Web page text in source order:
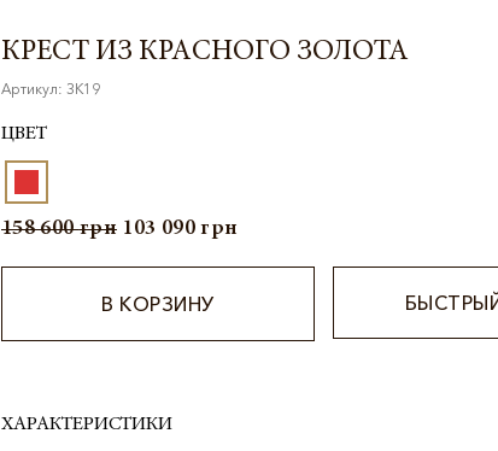
КРЕСТ ИЗ КРАСНОГО ЗОЛОТА
Артикул: ЗК19
ЦВЕТ
158 600грн 103 090грн
В КОРЗИНУ
ХАРАКТЕРИСТИКИ